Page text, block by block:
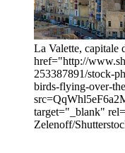
La Valette, capitale
href="http://
253387891/stock-
birds-flying-over-
target="_blank"
Zelenoff/